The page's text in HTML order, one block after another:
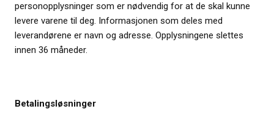
personopplysninger som er nødvendig for at de skal kunne
levere varene til deg. Informasjonen som deles med
leverandørene er navn og adresse. Opplysningene slettes
innen 36 måneder.
Betalingsløsninger